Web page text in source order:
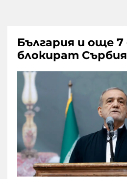
България и още
блокират Сърбия